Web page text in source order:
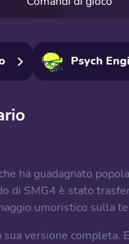
Psych
ha guadagnato
di SMG4 è stato
umoristico sulla
versione completa.